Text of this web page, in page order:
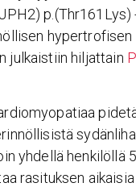
p.(Thr161Lys)
hypertrofisen
julkaistiin hiljattain
yhdellä henkilöllä
rasituksen